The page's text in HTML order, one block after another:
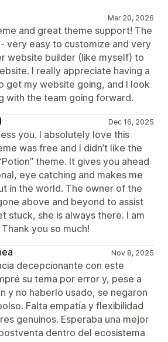
Mar 20, 2026
and great theme support! The
very easy to customize and very
website builder (like myself) to
I really appreciate having a
get my website going, and I look
with the team going forward.
Dec 16, 2025
you. I absolutely love this
was free and I didn’t like the
theme. It gives you ahead
eye catching and makes me
in the world. The owner of the
above and beyond to assist
stuck, she is always there. I am
you so much!
Nov 8, 2025
decepcionante con este
su tema por error y, pese a
y no haberlo usado, se negaron
Falta empatía y flexibilidad
genuinos. Esperaba una mejor
dentro del ecosistema